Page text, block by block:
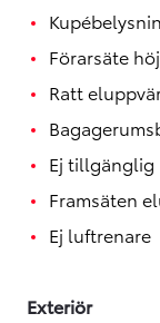
Förarsäte
Ratt
Ej tillgänglig
Framsäten
Ej luftrenare
Exteriör